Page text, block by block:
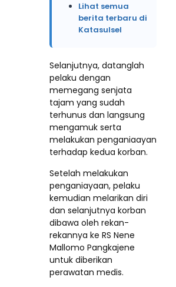
Lihat semua
berita terbaru di
Katasulsel
Selanjutnya, datanglah
pelaku dengan
memegang senjata
tajam yang sudah
terhunus dan langsung
mengamuk serta
melakukan penganiaayan
terhadap kedua korban.
Setelah melakukan
penganiayaan, pelaku
kemudian melarikan diri
dan selanjutnya korban
dibawa oleh rekan-
rekannya ke RS Nene
Mallomo Pangkajene
untuk diberikan
perawatan medis.